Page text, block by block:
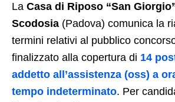
La Casa di Riposo “San
Scodosia (Padova) comunica la
termini relativi al pubblico
finalizzato alla copertura di 14
addetto all’assistenza (oss) a
tempo indeterminato. Per